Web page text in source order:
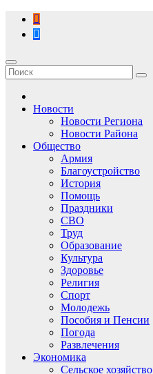
Перейти
содержимому
Новости
Новости Региона
Новости Района
Общество
Армия
Благоустройство
История
Помощь
Праздники
СВО
Труд
Образование
Культура
Здоровье
Религия
Спорт
Молодежь
Пособия и Пенсии
Погода
Развлечения
Экономика
Сельское хозяйство